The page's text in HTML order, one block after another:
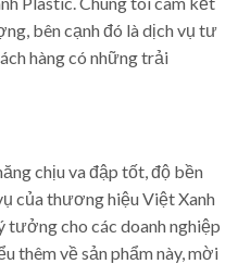
bên cạnh đó là dịch vụ tư
hàng có những trải
chịu va đập tốt, độ bền
của thương hiệu Việt Xanh
tưởng cho các doanh nghiệp
thêm về sản phẩm này, mời